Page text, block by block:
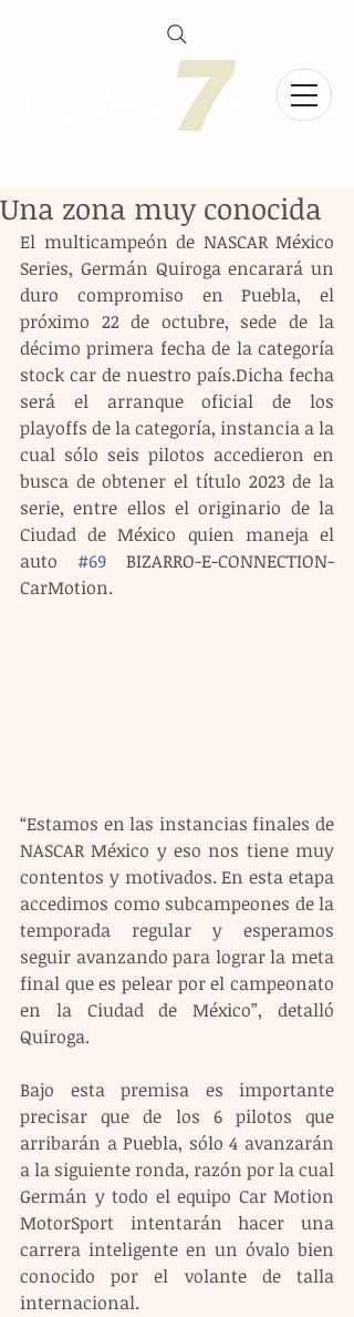
Una zona muy conocida
El multicampeón de NASCAR México
Series, Germán Quiroga encarará un
duro compromiso en Puebla, el
próximo 22 de octubre, sede de la
décimo primera fecha de la categoría
stock car de nuestro país.Dicha fecha
será el arranque oficial de los
playoffs de la categoría, instancia a la
cual sólo seis pilotos accedieron en
busca de obtener el título 2023 de la
serie, entre ellos el originario de la
Ciudad de México quien maneja el
auto #69 BIZARRO-E-CONNECTION-
CarMotion.
“Estamos en las instancias finales de
NASCAR México y eso nos tiene muy
contentos y motivados. En esta etapa
accedimos como subcampeones de la
temporada regular y esperamos
seguir avanzando para lograr la meta
final que es pelear por el campeonato
en la Ciudad de México”, detalló
Quiroga.
Bajo esta premisa es importante
precisar que de los 6 pilotos que
arribarán a Puebla, sólo 4 avanzarán
a la siguiente ronda, razón por la cual
Germán y todo el equipo Car Motion
MotorSport intentarán hacer una
carrera inteligente en un óvalo bien
conocido por el volante de talla
internacional.